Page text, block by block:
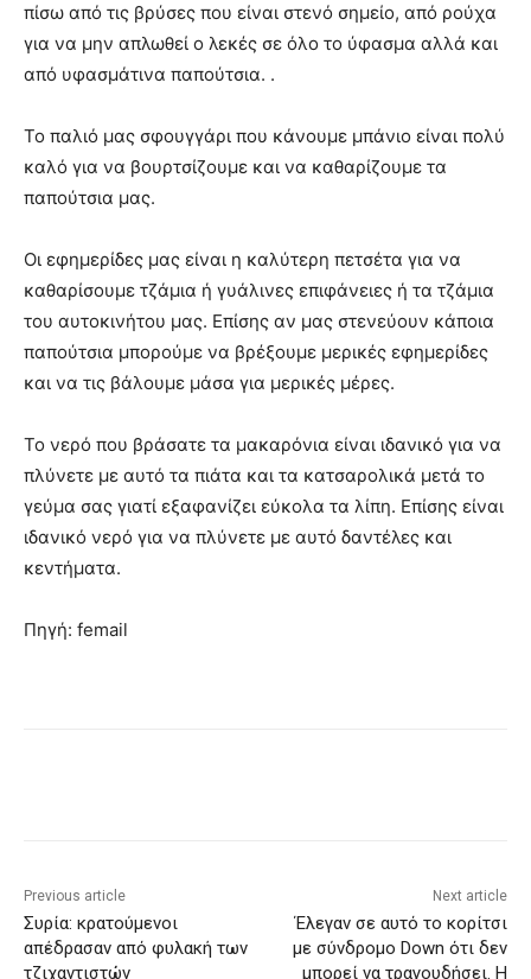
πίσω από τις βρύσες που είναι στενό σημείο, από ρούχα
για να μην απλωθεί ο λεκές σε όλο το ύφασμα αλλά και
από υφασμάτινα παπούτσια. .
Το παλιό μας σφουγγάρι που κάνουμε μπάνιο είναι πολύ
καλό για να βουρτσίζουμε και να καθαρίζουμε τα
παπούτσια μας.
Οι εφημερίδες μας είναι η καλύτερη πετσέτα για να
καθαρίσουμε τζάμια ή γυάλινες επιφάνειες ή τα τζάμια
του αυτοκινήτου μας. Επίσης αν μας στενεύουν κάποια
παπούτσια μπορούμε να βρέξουμε μερικές εφημερίδες
και να τις βάλουμε μάσα για μερικές μέρες.
Το νερό που βράσατε τα μακαρόνια είναι ιδανικό για να
πλύνετε με αυτό τα πιάτα και τα κατσαρολικά μετά το
γεύμα σας γιατί εξαφανίζει εύκολα τα λίπη. Επίσης είναι
ιδανικό νερό για να πλύνετε με αυτό δαντέλες και
κεντήματα.
Πηγή: femail
Previous article
Συρία: κρατούμενοι
απέδρασαν από φυλακή των
τζιχαντιστών
Next article
Έλεγαν σε αυτό το κορίτσι
με σύνδρομο Down ότι δεν
μπορεί να τραγουδήσει. Η